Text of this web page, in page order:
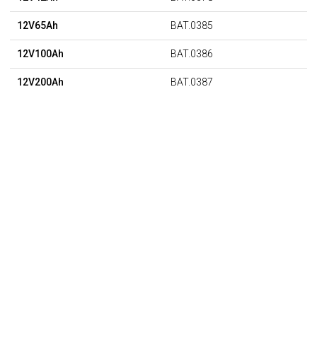
12V65Ah BAT.0385
12V100Ah BAT.0386
12V200Ah BAT.0387